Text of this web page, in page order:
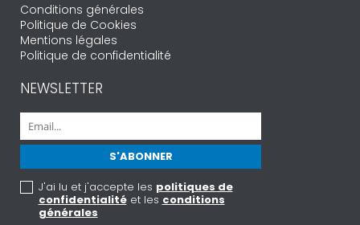
Conditions générales
Politique de Cookies
Mentions légales
Politique de confidentialité
NEWSLETTER
J'ai lu et j'accepte les politiques de
confidentialitéet les conditions
générales